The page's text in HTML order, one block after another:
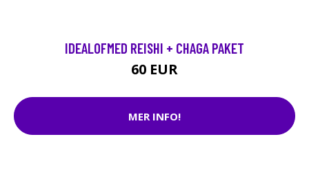
IDEALOFMED REISHI + CHAGA PAKET
60 EUR
MER INFO!